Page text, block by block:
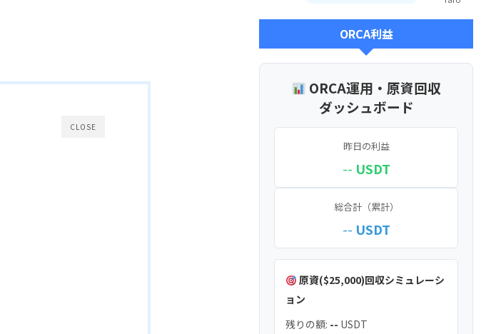
CLOSE
ORCA利益
ORCA運用・原資回収
ダッシュボード
昨日の利益
-- USDT
総合計（累計）
-- USDT
原資($25,000)回収シミュレーシ
ョン
残りの額: -- USDT